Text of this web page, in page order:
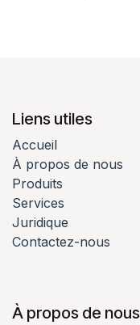
Liens utiles
Accueil
À propos de nous
Produits
Services
Juridique
Contactez-nous
À propos de nous